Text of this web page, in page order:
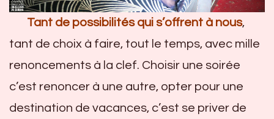
Tant de possibilités qui s’offrent à nous,
tant de choix à faire, tout le temps, avec mille
renoncements à la clef. Choisir une soirée
c’est renoncer à une autre, opter pour une
destination de vacances, c’est se priver de